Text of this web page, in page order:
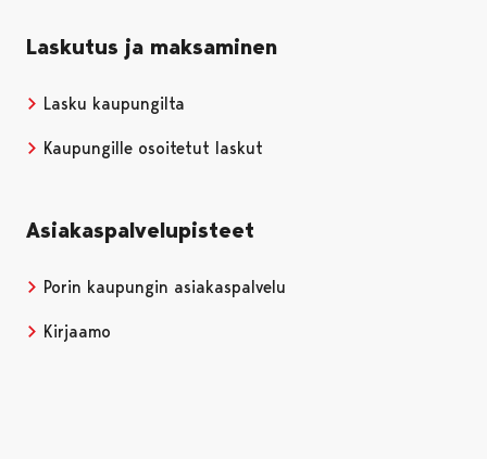
Laskutus ja maksaminen
Lasku kaupungilta
Kaupungille osoitetut laskut
Asiakaspalvelupisteet
Porin kaupungin asiakaspalvelu
Kirjaamo